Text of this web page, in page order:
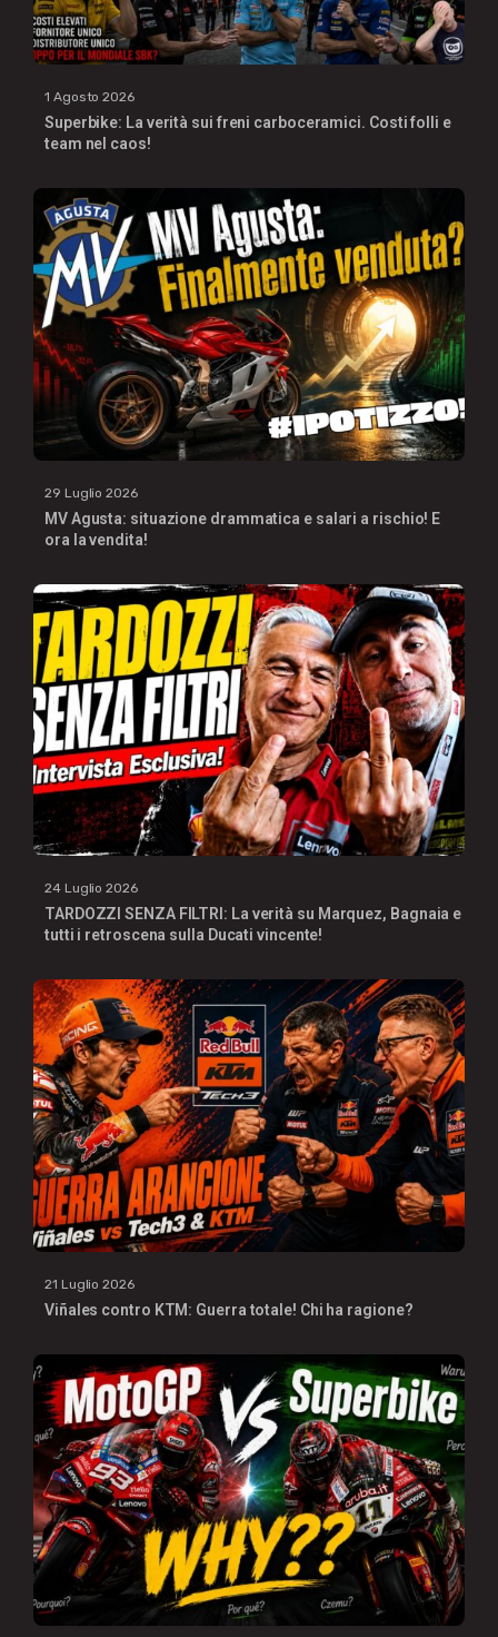
1 Agosto 2026
Superbike: La verità sui freni carboceramici. Costi folli e
team nel caos!
29 Luglio 2026
MV Agusta: situazione drammatica e salari a rischio! E
ora la vendita!
24 Luglio 2026
TARDOZZI SENZA FILTRI: La verità su Marquez, Bagnaia e
tutti i retroscena sulla Ducati vincente!
21 Luglio 2026
Viñales contro KTM: Guerra totale! Chi ha ragione?